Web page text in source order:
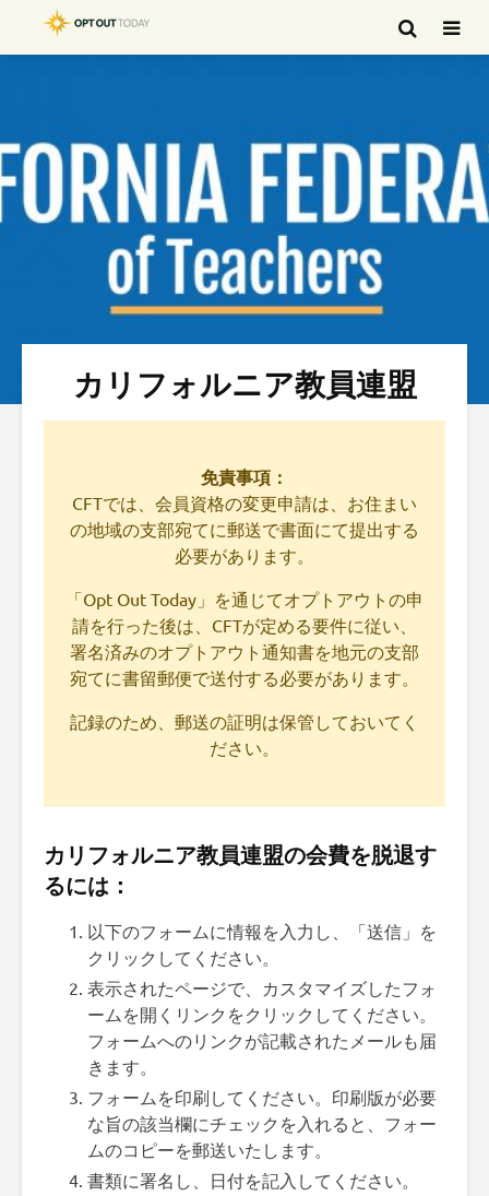
カリフォルニア教員連盟
免責事項：
CFTでは、会員資格の変更申請は、お住まい
の地域の支部宛てに郵送で書面にて提出する
必要があります。
「Opt Out Today」を通じてオプトアウトの申
請を行った後は、CFTが定める要件に従い、
署名済みのオプトアウト通知書を地元の支部
宛てに書留郵便で送付する必要があります。
記録のため、郵送の証明は保管しておいてく
ださい。
カリフォルニア教員連盟の会費を脱退す
るには：
以下のフォームに情報を入力し、「送信」を
クリックしてください。
表示されたページで、カスタマイズしたフォ
ームを開くリンクをクリックしてください。
フォームへのリンクが記載されたメールも届
きます。
フォームを印刷してください。印刷版が必要
な旨の該当欄にチェックを入れると、フォー
ムのコピーを郵送いたします。
書類に署名し、日付を記入してください。